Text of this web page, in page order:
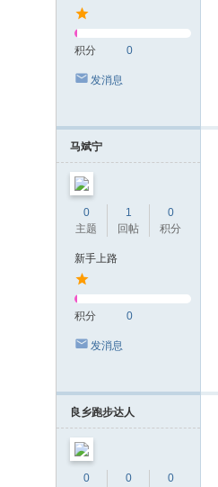
积分 0
发消息
马斌宁
0
主题
1
回帖
0
积分
新手上路
积分 0
发消息
良乡跑步达人
0
0
0